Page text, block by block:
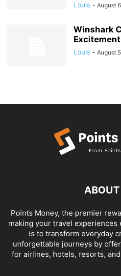
Louis - August
Winshark
Louis - August
Points Money, the premier
making your travel experiences
is to transform everyday
unforgettable journeys by
for airlines, hotels, resorts,